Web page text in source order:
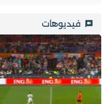
فيديوهات